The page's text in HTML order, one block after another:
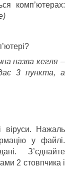
комп’ютерах:
назва кегля –
3 пункта, а
віруси. Нажаль
у файлі.
З’єднайте
2 стовпчика і